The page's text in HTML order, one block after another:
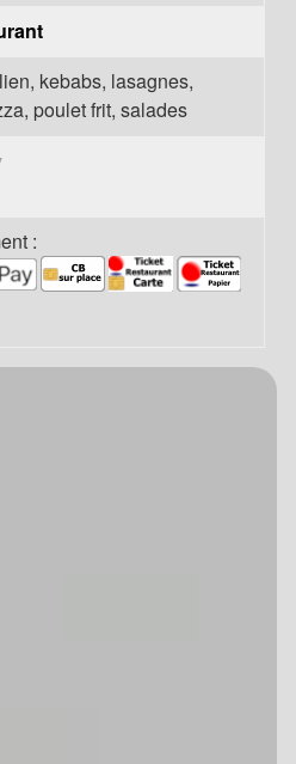
kebabs, lasagnes,
poulet frit, salades
: